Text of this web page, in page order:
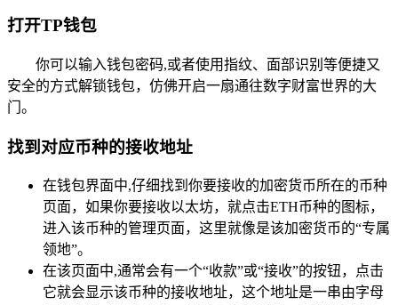
打开TP钱包
你可以输入钱包密码,或者使用指纹、面部识别等便捷又
安全的方式解锁钱包，仿佛开启一扇通往数字财富世界的大
门。
找到对应币种的接收地址
在钱包界面中,仔细找到你要接收的加密货币所在的币种
页面，如果你要接收以太坊，就点击ETH币种的图标，
进入该币种的管理页面，这里就像是该加密货币的“专属
领地”。
在该页面中,通常会有一个“收款”或“接收”的按钮，点击
它就会显示该币种的接收地址，这个地址是一串由字母